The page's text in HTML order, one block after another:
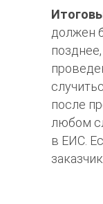
должен
после
любом
в ЕИС.